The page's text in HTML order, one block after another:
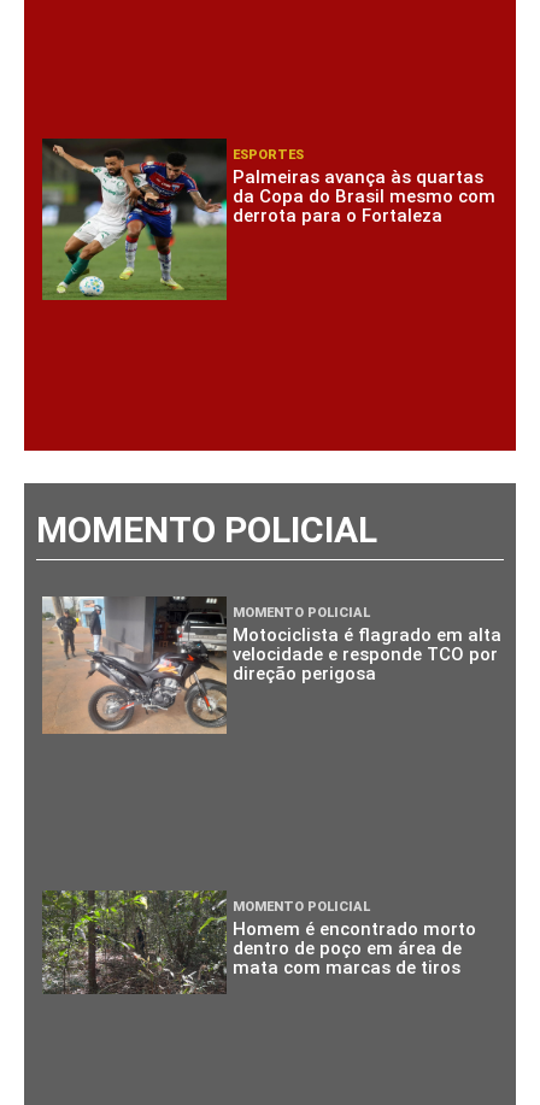
ESPORTES
Palmeiras avança às quartas
da Copa do Brasil mesmo com
derrota para o Fortaleza
MOMENTO POLICIAL
MOMENTO POLICIAL
Motociclista é flagrado em alta
velocidade e responde TCO por
direção perigosa
MOMENTO POLICIAL
Homem é encontrado morto
dentro de poço em área de
mata com marcas de tiros